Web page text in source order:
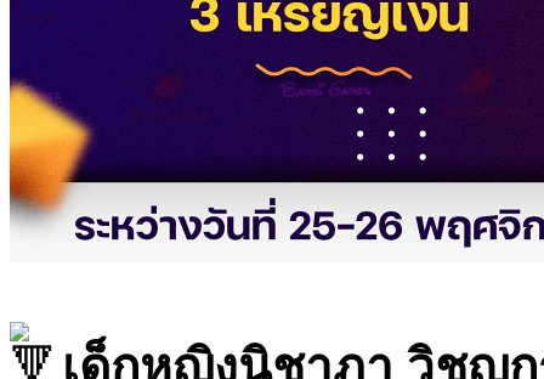
เด็กหญิงนิชาภา วิช
ได้รับรางวัล 1 เหรียญท